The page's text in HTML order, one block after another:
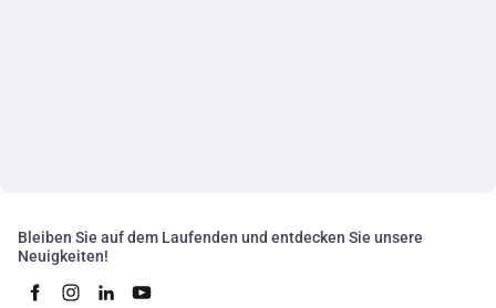
Bleiben Sie auf dem Laufenden und entdecken Sie unsere
Neuigkeiten!